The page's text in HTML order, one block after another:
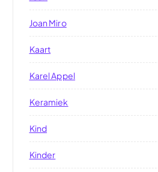
Joan Miro
Kaart
Karel Appel
Keramiek
Kind
Kinder